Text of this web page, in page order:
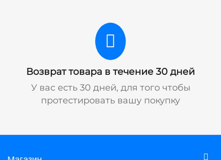
Возврат товара в течение 30 дней
У вас есть 30 дней, для того чтобы
протестировать вашу покупку